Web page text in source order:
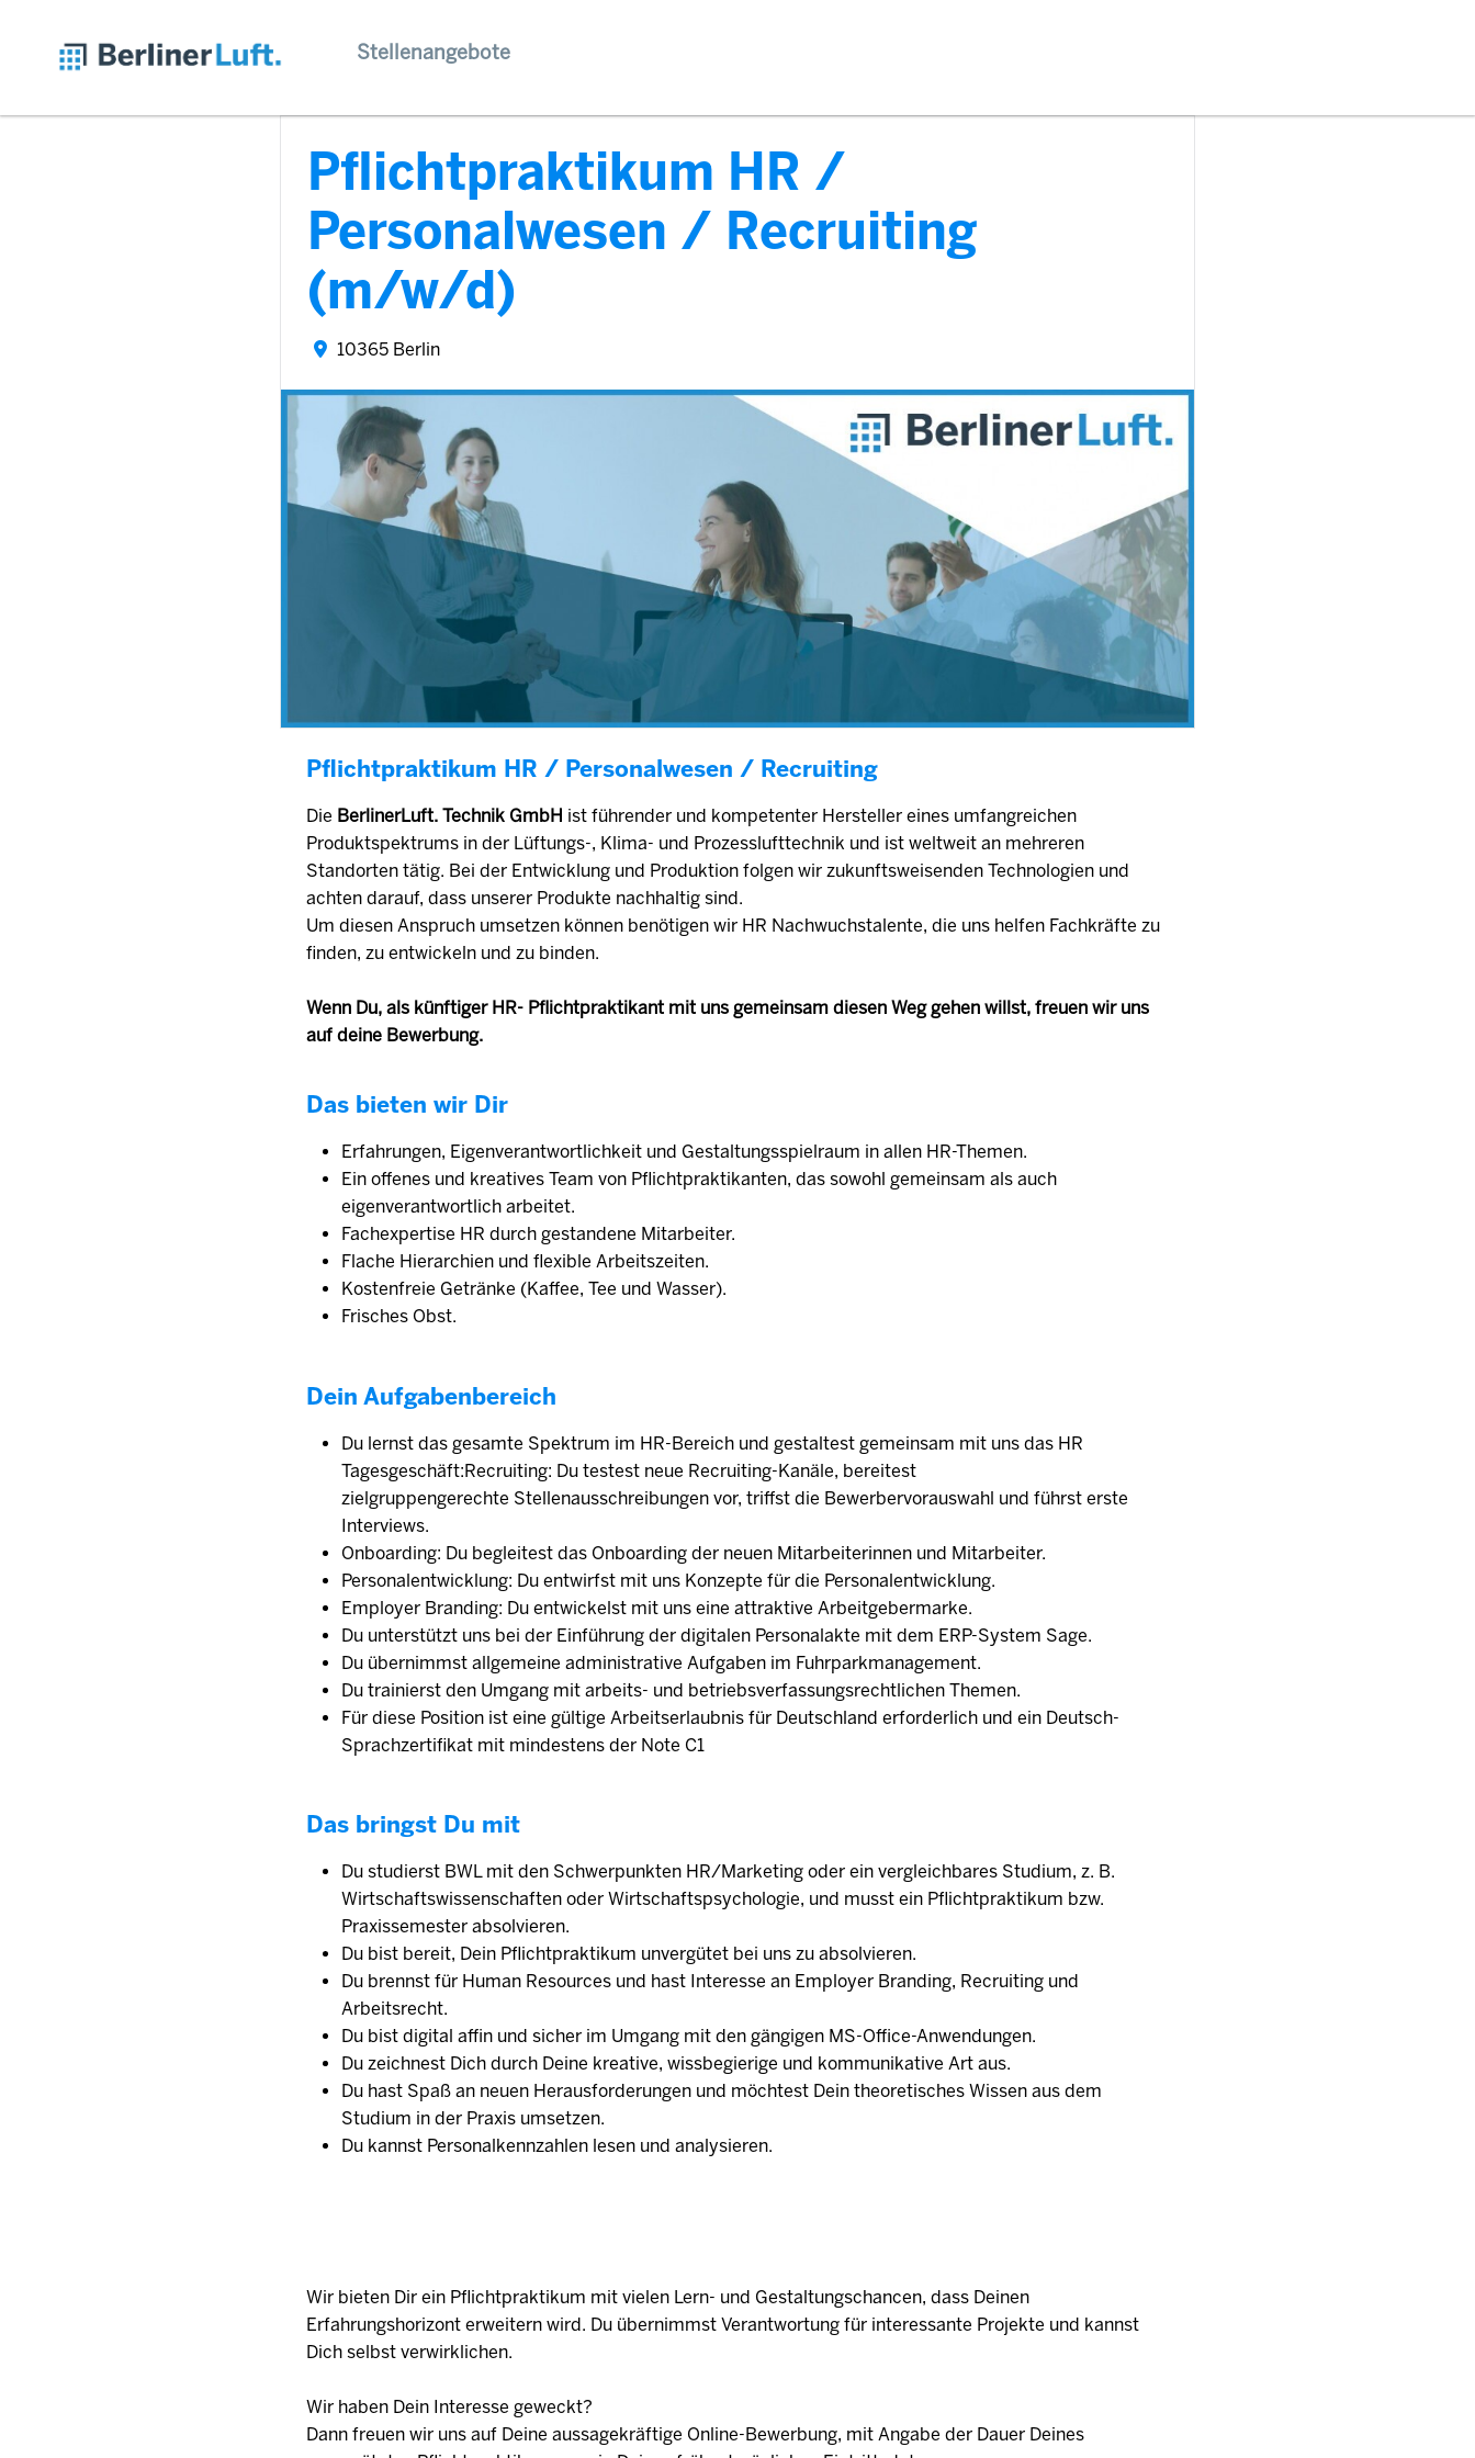
Stellenangebote
Pflichtpraktikum HR /
Personalwesen / Recruiting
(m/w/d)
10365 Berlin
Pflichtpraktikum HR / Personalwesen / Recruiting
Die BerlinerLuft. Technik GmbH ist führender und kompetenter Hersteller eines umfangreichen
Produktspektrums in der Lüftungs-, Klima- und Prozesslufttechnik und ist weltweit an mehreren
Standorten tätig. Bei der Entwicklung und Produktion folgen wir zukunftsweisenden Technologien und
achten darauf, dass unserer Produkte nachhaltig sind.
Um diesen Anspruch umsetzen können benötigen wir HR Nachwuchstalente, die uns helfen Fachkräfte zu
finden, zu entwickeln und zu binden.
Wenn Du, als künftiger HR- Pflichtpraktikant mit uns gemeinsam diesen Weg gehen willst, freuen wir uns
auf deine Bewerbung.
Das bieten wir Dir
Erfahrungen, Eigenverantwortlichkeit und Gestaltungsspielraum in allen HR-Themen.
Ein offenes und kreatives Team von Pflichtpraktikanten, das sowohl gemeinsam als auch
eigenverantwortlich arbeitet.
Fachexpertise HR durch gestandene Mitarbeiter.
Flache Hierarchien und flexible Arbeitszeiten.
Kostenfreie Getränke (Kaffee, Tee und Wasser).
Frisches Obst.
Dein Aufgabenbereich
Du lernst das gesamte Spektrum im HR-Bereich und gestaltest gemeinsam mit uns das HR
Tagesgeschäft:Recruiting: Du testest neue Recruiting-Kanäle, bereitest
zielgruppengerechte Stellenausschreibungen vor, triffst die Bewerbervorauswahl und führst erste
Interviews.
Onboarding: Du begleitest das Onboarding der neuen Mitarbeiterinnen und Mitarbeiter.
Personalentwicklung: Du entwirfst mit uns Konzepte für die Personalentwicklung.
Employer Branding: Du entwickelst mit uns eine attraktive Arbeitgebermarke.
Du unterstützt uns bei der Einführung der digitalen Personalakte mit dem ERP-System Sage.
Du übernimmst allgemeine administrative Aufgaben im Fuhrparkmanagement.
Du trainierst den Umgang mit arbeits- und betriebsverfassungsrechtlichen Themen.
Für diese Position ist eine gültige Arbeitserlaubnis für Deutschland erforderlich und ein Deutsch-
Sprachzertifikat mit mindestens der Note C1
Das bringst Du mit
Du studierst BWL mit den Schwerpunkten HR/Marketing oder ein vergleichbares Studium, z. B.
Wirtschaftswissenschaften oder Wirtschaftspsychologie, und musst ein Pflichtpraktikum bzw.
Praxissemester absolvieren.
Du bist bereit, Dein Pflichtpraktikum unvergütet bei uns zu absolvieren.
Du brennst für Human Resources und hast Interesse an Employer Branding, Recruiting und
Arbeitsrecht.
Du bist digital affin und sicher im Umgang mit den gängigen MS-Office-Anwendungen.
Du zeichnest Dich durch Deine kreative, wissbegierige und kommunikative Art aus.
Du hast Spaß an neuen Herausforderungen und möchtest Dein theoretisches Wissen aus dem
Studium in der Praxis umsetzen.
Du kannst Personalkennzahlen lesen und analysieren.
Wir bieten Dir ein Pflichtpraktikum mit vielen Lern- und Gestaltungschancen, dass Deinen
Erfahrungshorizont erweitern wird. Du übernimmst Verantwortung für interessante Projekte und kannst
Dich selbst verwirklichen.
Wir haben Dein Interesse geweckt?
Dann freuen wir uns auf Deine aussagekräftige Online-Bewerbung, mit Angabe der Dauer Deines